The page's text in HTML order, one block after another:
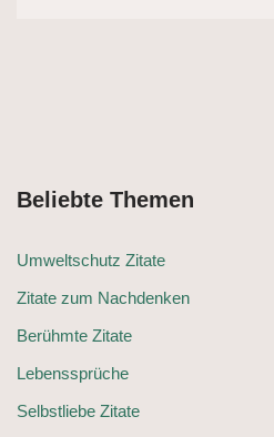
Beliebte Themen
Umweltschutz Zitate
Zitate zum Nachdenken
Berühmte Zitate
Lebenssprüche
Selbstliebe Zitate